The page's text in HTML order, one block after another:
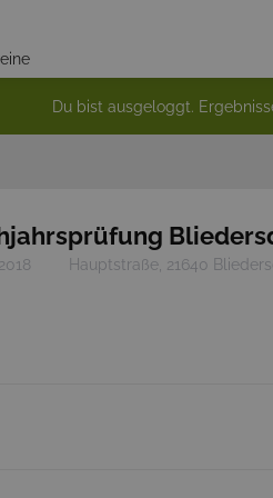
Du bist ausgeloggt.
Hauptstraße, 21640